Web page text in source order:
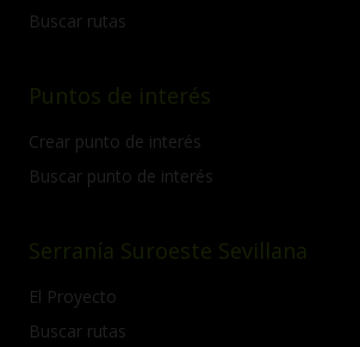
Buscar rutas
Puntos de interés
Crear punto de interés
Buscar punto de interés
Serranía Suroeste Sevillana
El Proyecto
Buscar rutas